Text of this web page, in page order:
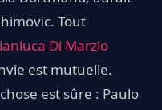
Tout
Di Marzio
est mutuelle.
est sûre : Paulo